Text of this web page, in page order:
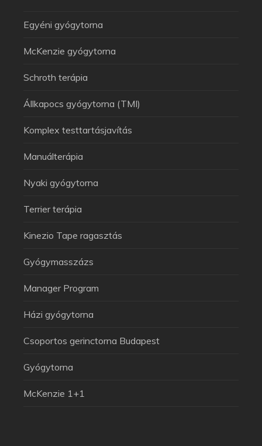
Egyéni gyógytorna
McKenzie gyógytorna
Schroth terápia
Állkapocs gyógytorna (TMI)
Komplex testtartásjavítás
Manuálterápia
Nyaki gyógytorna
Terrier terápia
Kinezio Tape ragasztás
Gyógymasszázs
Manager Program
Házi gyógytorna
Csoportos gerinctorna Budapest
Gyógytorna
McKenzie 1+1